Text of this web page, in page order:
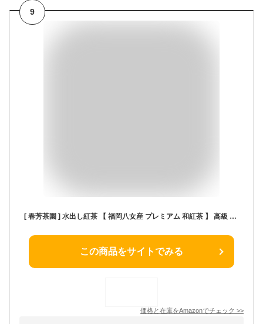
9
[ 春芳茶園 ] 水出し紅茶 【 福岡八女産 プレミアム 和紅茶 】 高級 リーフ ギフト プレゼント （ 水出しで カフェインレス ） (ティーバッグ / 2.5g×30P) (× 2)
この商品をサイトでみる
価格と在庫をAmazonでチェック >>